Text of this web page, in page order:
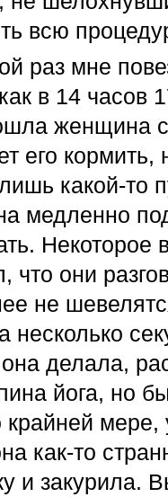
всю
раз мне
в 14 часов
женщина
его
какой-то
медленно
что они
не
несколько
делала,
йога, но
крайней
как-то
и закурила.